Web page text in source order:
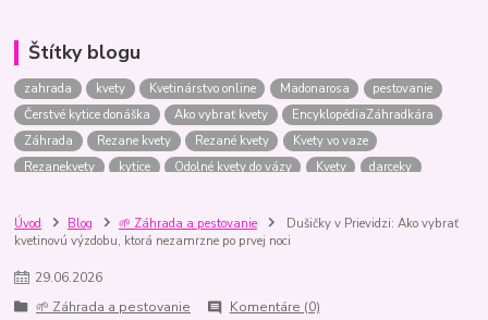
Štítky blogu
zahrada kvety Kvetinárstvo online Madonarosa
pestovanie
Čerstvé kytice donáška
Ako vybrať kvety
EncyklopédiaZáhradkára
Záhrada
Rezane kvety Rezané kvety
Kvety vo vaze
Rezanekvety
kytice Odolné kvety do vázy Kvety
darceky
Kytica
Pôda Odolné kvety balkony bylinky
rastliny
Kytica pre muža
izboverastliny letnicky
Anonymna donaska kvetov
Porovnanie
Úvod Blog 🌱 Záhrada a pestovanie
Dušičky v Prievidzi: Ako vybrať
kvetinovú výzdobu, ktorá nezamrzne po prvej noci
29.06.2026
🌱 Záhrada a pestovanie
Komentáre (0)